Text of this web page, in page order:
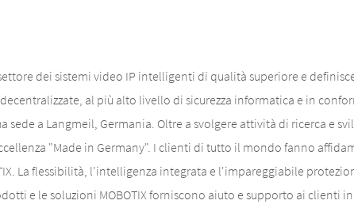
dei sistemi video IP intelligenti di qualità superiore e
al più alto livello di sicurezza informatica e in
sede a Langmeil, Germania. Oltre a svolgere attività di ricerca e
"Made in Germany". I clienti di tutto il mondo fanno
La flessibilità, l'intelligenza integrata e l'impareggiabile
e le soluzioni MOBOTIX forniscono aiuto e supporto ai clienti